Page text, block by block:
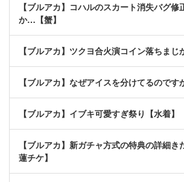
【ブルアカ】コハルのスカート消失バグ修
か…【蟹】
【ブルアカ】ツクヨ合火演コイン落ちまじ
【ブルアカ】なぜアイスを分けてるのです
【ブルアカ】イブキ可愛すぎ祭り【水着】
【ブルアカ】新ガチャ方式の特典の詳細
蓮チケ】